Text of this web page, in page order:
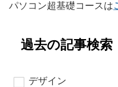
パソコン超基礎コースは
過去の記事検索
デザイン